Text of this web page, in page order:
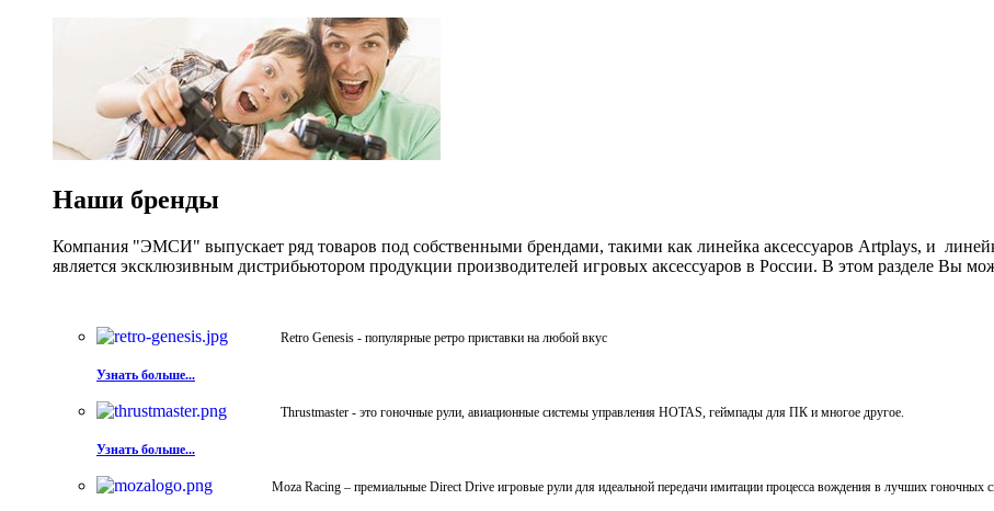
Наши бренды
Компания "ЭМСИ" выпускает ряд товаров под собственными брендами, такими как линейка аксессуаров Artplays, и
является эксклюзивным дистрибьютором продукции производителей игровых аксессуаров в России. В этом разделе Вы
Retro Genesis - популярные ретро приставки на любой вкус
Узнать больше...
Thrustmaster - это гоночные рули, авиационные системы управления HOTAS, геймпады для ПК и многое другое.
Узнать больше...
Moza Racing – премиальные Direct Drive игровые рули для идеальной передачи имитации процесса вождения в лучших гоночных